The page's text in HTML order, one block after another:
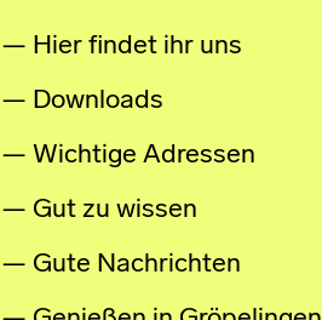
Hier findet ihr uns
Downloads
Wichtige Adressen
Gut zu wissen
Gute Nachrichten